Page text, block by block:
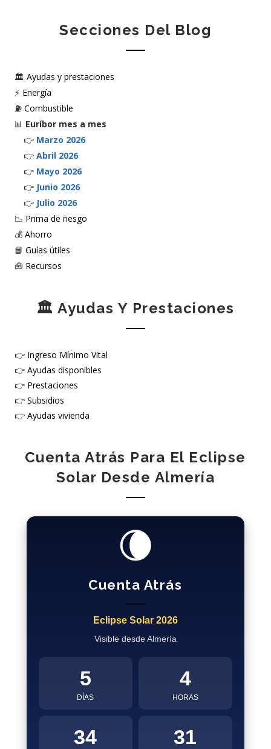
Secciones Del Blog
🏛️ Ayudas y prestaciones
⚡ Energía
⛽ Combustible
📊 Euríbor mes a mes
👉 Marzo 2026
👉 Abril 2026
👉 Mayo 2026
👉 Junio 2026
👉 Julio 2026
📉 Prima de riesgo
💰 Ahorro
📘 Guías útiles
🧰 Recursos
🏛️ Ayudas Y Prestaciones
👉 Ingreso Mínimo Vital
👉 Ayudas disponibles
👉 Prestaciones
👉 Subsidios
👉 Ayudas vivienda
Cuenta Atrás Para El Eclipse
Solar Desde Almería
🌘
Cuenta Atrás
Eclipse Solar 2026
Visible desde Almería
5
DÍAS
4
HORAS
34 31